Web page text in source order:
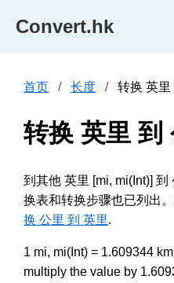
Convert.hk
首页 长度 转换 英里
转换 英里 到
到其他 英里 [mi, mi(Int)]
换表和转换步骤也已列出
换 公里 到 英里.
1 mi, mi(Int) = 1.609344
multiply the value by